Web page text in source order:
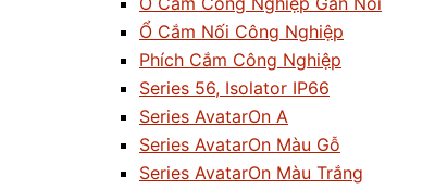
Ổ Cắm Nối Công Nghiệp
Phích Cắm Công Nghiệp
Series 56, Isolator IP66
Series AvatarOn A
Series AvatarOn Màu Gỗ
Series AvatarOn Màu Trắng